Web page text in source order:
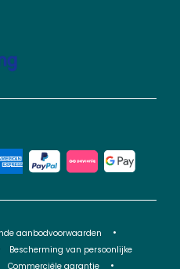
aanbodvoorwaarden
Bescherming van persoonlijke
Commerciële garantie